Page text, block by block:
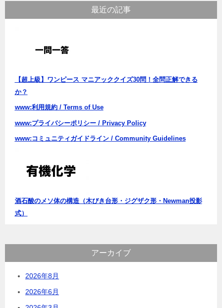
最近の記事
【超上級】ワンピース マニアッククイズ30問！全問正解できる
か？
www:利用規約 / Terms of Use
www:プライバシーポリシー / Privacy Policy
www:コミュニティガイドライン / Community Guidelines
酒石酸のメソ体の構造（木びき台形・ジグザク形・Newman投影
式）
アーカイブ
2026年8月
2026年6月